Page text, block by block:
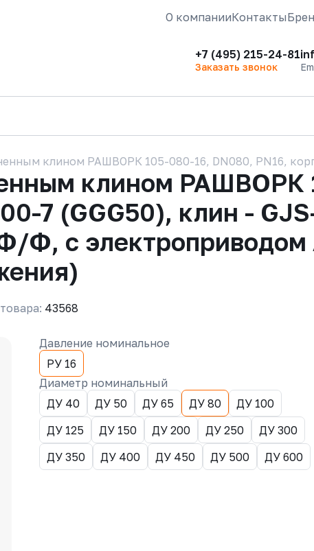
О компанииКонтакты
+7 (495) 215-24-81
Заказать звонок
клином РАШВОРК 105-080-16, DN080, PN16,
клином РАШВОРК
7 (GGG50), клин -
Ф, с
43568
Давление номинальное
РУ 16
Диаметр номинальный
ДУ 40
ДУ 50 ДУ 65 ДУ 80
ДУ 100
ДУ 125
ДУ 150 ДУ 200 ДУ 250
ДУ 300
ДУ 350
ДУ 400 ДУ 450 ДУ 500 ДУ 600